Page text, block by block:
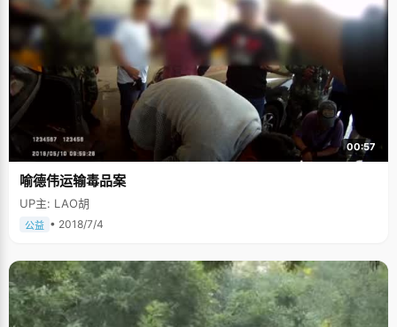
00:57
喻德伟运输毒品案
UP主: LAO胡
公益 • 2018/7/4